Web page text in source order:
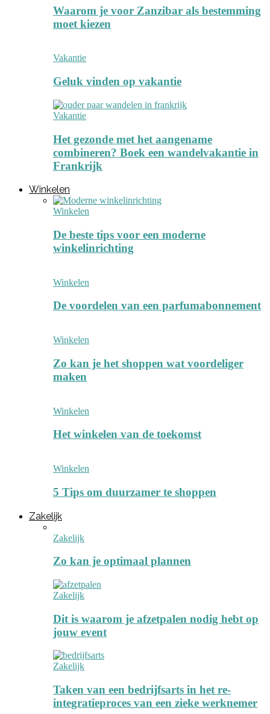
Waarom je voor Zanzibar als bestemming
moet kiezen
Vakantie
Geluk vinden op vakantie
Vakantie
Het gezonde met het aangename
combineren? Boek een wandelvakantie in
Frankrijk
Winkelen
Winkelen
De beste tips voor een moderne
winkelinrichting
Winkelen
De voordelen van een parfumabonnement
Winkelen
Zo kan je het shoppen wat voordeliger
maken
Winkelen
Het winkelen van de toekomst
Winkelen
5 Tips om duurzamer te shoppen
Zakelijk
Zakelijk
Zo kan je optimaal plannen
Zakelijk
Dit is waarom je afzetpalen nodig hebt op
jouw event
Zakelijk
Taken van een bedrijfsarts in het re-
integratieproces van een zieke werknemer